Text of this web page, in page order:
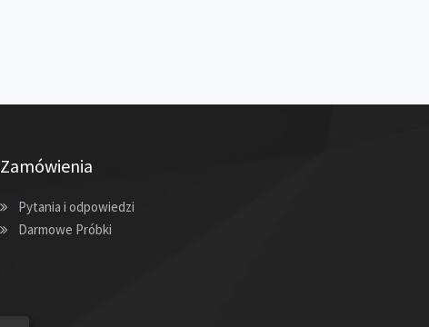
Zamówienia
Pytania i odpowiedzi
Darmowe Próbki